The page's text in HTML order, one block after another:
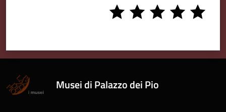
5
stars
4
stars
3
stars
2
stars
1
stars
Musei di Palazzo dei Pio